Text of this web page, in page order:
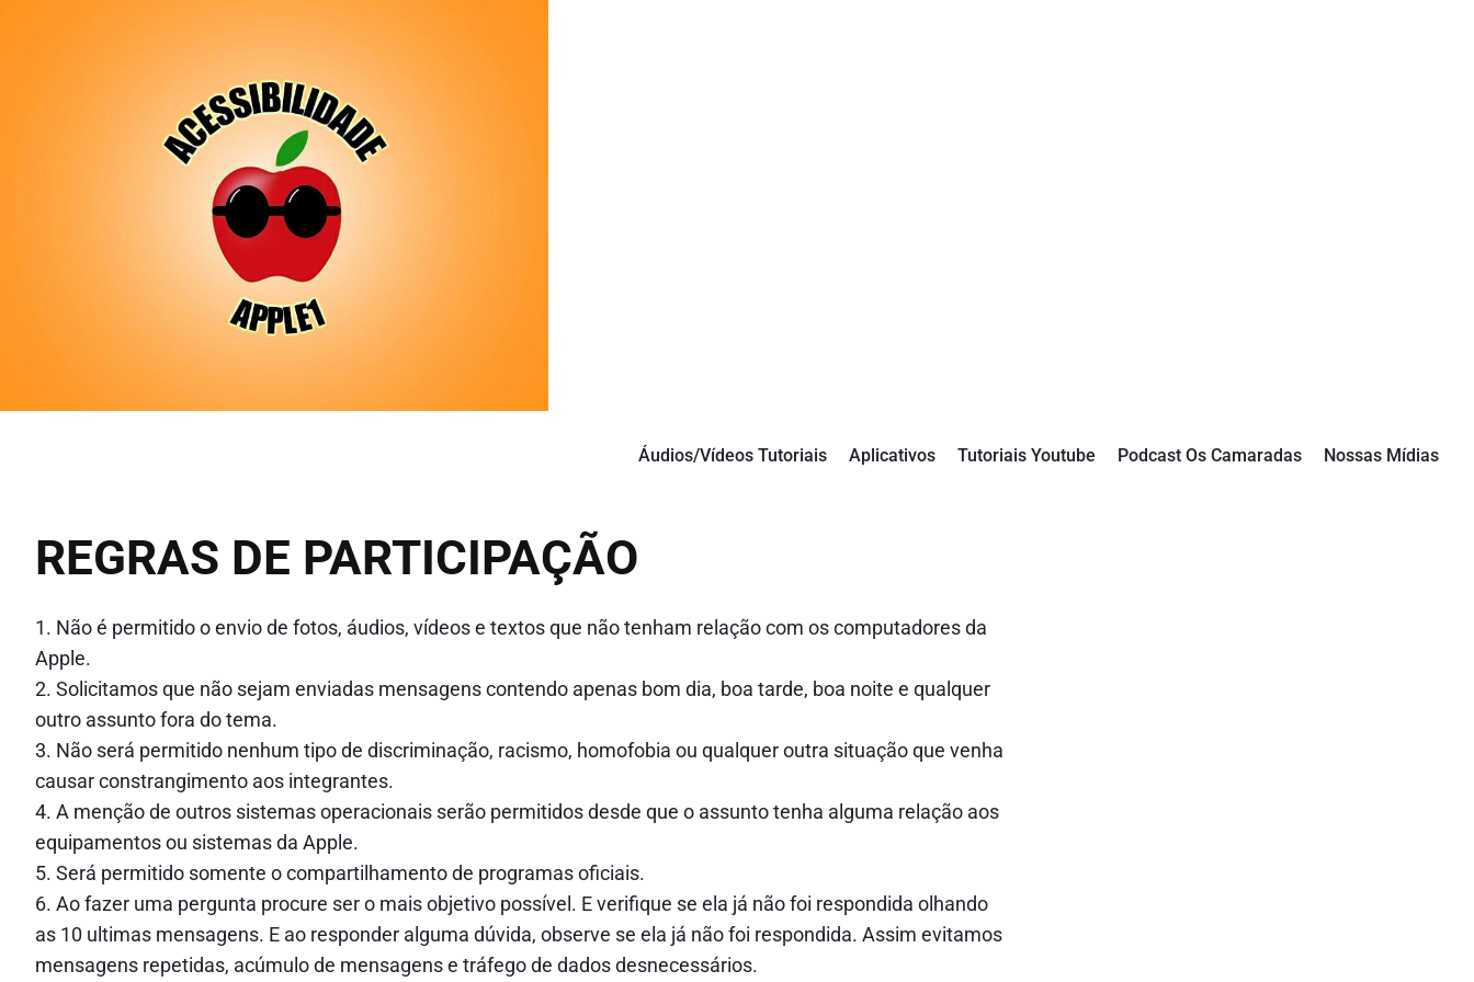
Áudios/Vídeos Tutoriais Aplicativos Tutoriais Youtube Podcast Os Camaradas Nossas Mídias
REGRAS DE PARTICIPAÇÃO
1. Não é permitido o envio de fotos, áudios, vídeos e textos que não tenham relação com os computadores da
Apple.
2. Solicitamos que não sejam enviadas mensagens contendo apenas bom dia, boa tarde, boa noite e qualquer
outro assunto fora do tema.
3. Não será permitido nenhum tipo de discriminação, racismo, homofobia ou qualquer outra situação que venha
causar constrangimento aos integrantes.
4. A menção de outros sistemas operacionais serão permitidos desde que o assunto tenha alguma relação aos
equipamentos ou sistemas da Apple.
5. Será permitido somente o compartilhamento de programas oficiais.
6. Ao fazer uma pergunta procure ser o mais objetivo possível. E verifique se ela já não foi respondida olhando
as 10 ultimas mensagens. E ao responder alguma dúvida, observe se ela já não foi respondida. Assim evitamos
mensagens repetidas, acúmulo de mensagens e tráfego de dados desnecessários.